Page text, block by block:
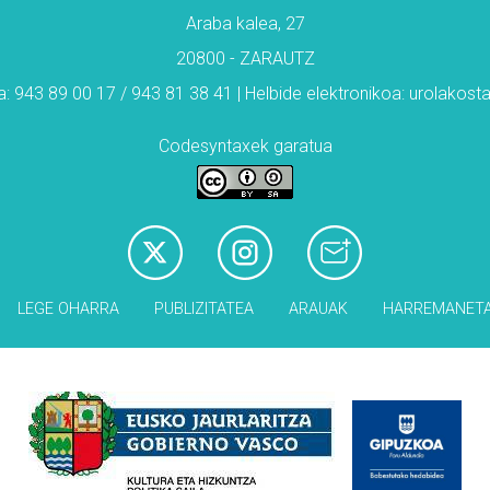
Araba kalea, 27
20800 - ZARAUTZ
943 89 00 17 / 943 81 38 41 | Helbide elektronikoa:
Codesyntaxek garatua
LEGE OHARRA PUBLIZITATEA ARAUAK